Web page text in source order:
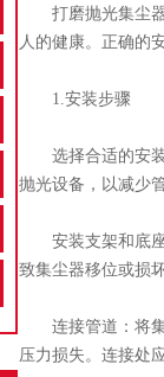
打磨抛光集尘器
人的健康。正确的
1.安装步骤
选择合适的安装
抛光设备，以减少
安装支架和底座
致集尘器移位或损
连接管道：将集
压力损失。连接处